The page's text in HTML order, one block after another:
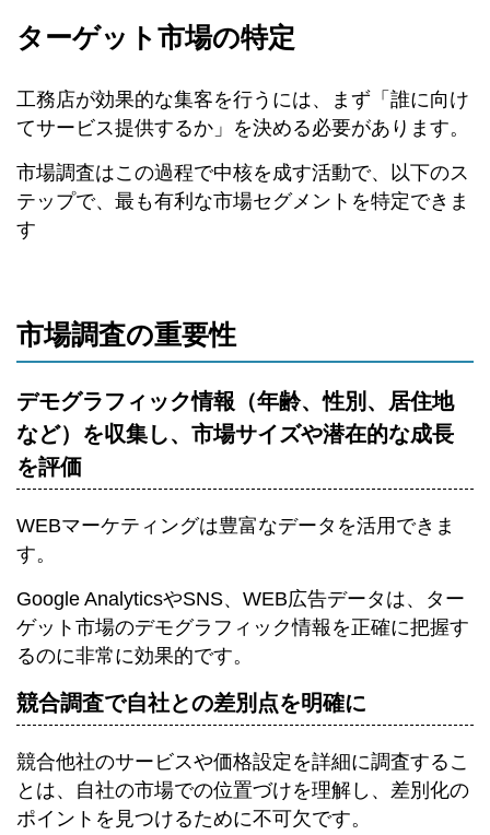
ターゲット市場の特定
工務店が効果的な集客を行うには、まず「誰に向け
てサービス提供するか」を決める必要があります。
市場調査はこの過程で中核を成す活動で、以下のス
テップで、最も有利な市場セグメントを特定できま
す
市場調査の重要性
デモグラフィック情報（年齢、性別、居住地
など）を収集し、市場サイズや潜在的な成長
を評価
WEBマーケティングは豊富なデータを活用できま
す。
Google AnalyticsやSNS、WEB広告データは、ター
ゲット市場のデモグラフィック情報を正確に把握す
るのに非常に効果的です。
競合調査で自社との差別点を明確に
競合他社のサービスや価格設定を詳細に調査するこ
とは、自社の市場での位置づけを理解し、差別化の
ポイントを見つけるために不可欠です。